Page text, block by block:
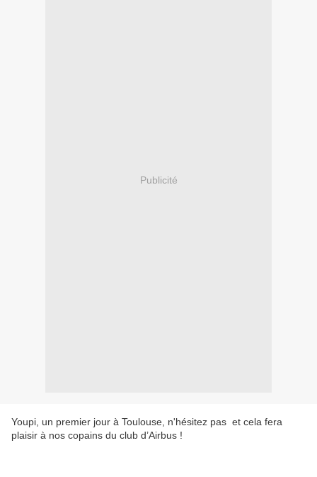
Publicité
Youpi, un premier jour à Toulouse, n'hésitez pas et cela fera
plaisir à nos copains du club d’Airbus !